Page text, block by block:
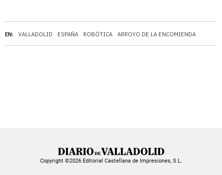
EN: VALLADOLID ESPAÑA ROBÓTICA ARROYO DE LA ENCOMIENDA
Copyright ©2026 Editorial Castellana de Impresiones, S.L.